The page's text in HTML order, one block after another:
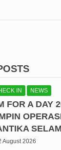
IN NEWS
FOR A DAY
August 2026